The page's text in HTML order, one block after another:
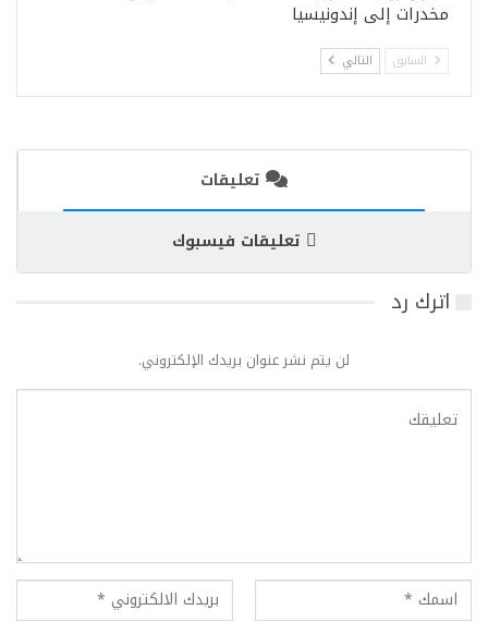
مخدرات إلى إندونيسيا
السابق التالي
تعليقات
تعليقات فيسبوك
اترك رد
لن يتم نشر عنوان بريدك الإلكتروني.